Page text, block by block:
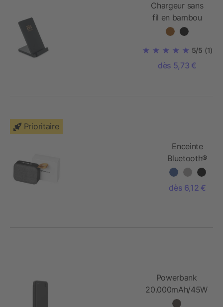
Chargeur sans
fil en bambou
5/5 (1)
dès 5,73 €
Prioritaire
Enceinte
Bluetooth®
en tissu
Fashion
dès 6,12 €
Powerbank
20.000mAh/45W
Urban Vitamin